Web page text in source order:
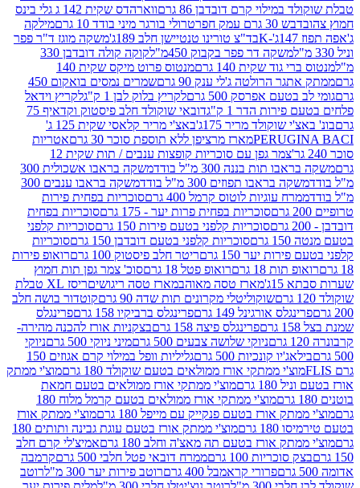
קרם דובדבן 86 גרם
ווארהדס שקית 142 ג גלי בינס
דבש 30 גרם עמק חפר
טרולי בורגר מיני בודד 10 גרם
מילקה
בד"צ טורינו טנטיישן חלב 189ג'
משקה מוגז ד"ר פפר
משקה דר פפר בקבוק 450מ"ל
קוקה קולה דובדבן 330
גוד שקית 140 גרם
מנטוס פרוט מיקס שקית 140
הרולטה ג'לי ענק 90 גרם
שמרים נמסים בואקום 450
אפרסק 500 גרם
לקריץ בלוק לבן 1 ק"ג
לקריץ וידאל
הדר 1 ק"ג
דובאי שוקולד חלב פיסטוק וקדאיף 75
שוקולד מריר 175ג'
באצ'י מריר קלאסי שקית 125 ג'
מארז מרציפן ללא תוספת סוכר 30 גרם
אטריות
צמר גפן עם סוכריות קופצות ענבים / תות שקית 12
תות בננה 300 מ"ל בודד
משקה בראבו אשכולית 300
בראבו תפוזים 300 מ"ל בודד
משקה בראבו ענבים 300
עוגיות לוטוס קרמל 400 גרם
סוכריות בפחית פירות
סוכריות בפחית פרות יער - 175 גרם
סוכריות בפחית
סוכריות קלפני בטעם פירות 150 גרם
סוכריות קלפני
סוכריות קלפני בטעם דובדבן 150 גרם
סוכריות
יער 150 גרם
ריטר חלב פיסטוק 100 גרם
רואופ פירות
תות 18 גרם
רואופ פטל 18 גרם
סוכ' צמר גפן תות חמוץ
מארז טסה מאוהב מארז טסה ריגושים
ריסז XL טבלת
שוקוליטלי מקרונים תות שדה 90 גרם
קוטדור בושה חלב
אורגינל 149 גרם
פרינגלס ברביקיו 158 גרם
פרינגלס
פרינגלס פיצה 158 גרם
בצקניות אורז להכנה מהירה-
ניוקי שלושה צבעים 500 גרם
מיני ניוקי 500 גרם
ניוקי
קונכיות 500 גרם
גליליות וופל במילוי קרם אגוזים 150
ממתקי אורז ממולאים בטעם שוקולד 180 גרם
מוצ'י ממתק
גרם
מוצ'י ממתקי אורז ממולאים בטעם חמאת
מוצ'י ממתקי אורז ממולאים בטעם קרמל מלוח 180
אורז בטעם פנקייק עם מייפל 180 גרם
מוצ'י ממתק אורז
גרם
מוצ'י ממתק אורז בטעם עוגת גבינה ותותים 180
אורז בטעם תה מאצ'ה וחלב 180 גרם
אמיצ'לי קרם חלב
סוכריות 100 גרם
ממרח דובאי פטל חלבי 500 גרם
קרמבה
פרורי קראמבל 400 גרם
רוטב פירות יער 300 מ"ל
רוטב